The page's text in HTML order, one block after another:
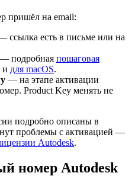
пришёл на email:
ссылка есть в письме или на
— подробная пошаговая
и для macOS.
— на этапе активации
Product Key менять не
подробно описаны в
проблемы с активацией —
Autodesk.
номер Autodesk